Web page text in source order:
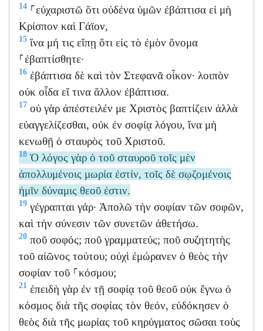
14 ⸀εὐχαριστῶ ὅτι οὐδένα ὑμῶν ἐβάπτισα εἰ μὴ
Κρίσπον καὶ Γάϊον,
15 ἵνα μή τις εἴπῃ ὅτι εἰς τὸ ἐμὸν ὄνομα
⸀ἐβαπτίσθητε·
16 ἐβάπτισα δὲ καὶ τὸν Στεφανᾶ οἶκον· λοιπὸν
οὐκ οἶδα εἴ τινα ἄλλον ἐβάπτισα.
17 οὐ γὰρ ἀπέστειλέν με Χριστὸς βαπτίζειν ἀλλὰ
εὐαγγελίζεσθαι, οὐκ ἐν σοφίᾳ λόγου, ἵνα μὴ
κενωθῇ ὁ σταυρὸς τοῦ Χριστοῦ.
18 Ὁ λόγος γὰρ ὁ τοῦ σταυροῦ τοῖς μὲν
ἀπολλυμένοις μωρία ἐστίν, τοῖς δὲ σῳζομένοις
ἡμῖν δύναμις θεοῦ ἐστιν.
19 γέγραπται γάρ· Ἀπολῶ τὴν σοφίαν τῶν σοφῶν,
καὶ τὴν σύνεσιν τῶν συνετῶν ἀθετήσω.
20 ποῦ σοφός; ποῦ γραμματεύς; ποῦ συζητητὴς
τοῦ αἰῶνος τούτου; οὐχὶ ἐμώρανεν ὁ θεὸς τὴν
σοφίαν τοῦ ⸀κόσμου;
21 ἐπειδὴ γὰρ ἐν τῇ σοφίᾳ τοῦ θεοῦ οὐκ ἔγνω ὁ
κόσμος διὰ τῆς σοφίας τὸν θεόν, εὐδόκησεν ὁ
θεὸς διὰ τῆς μωρίας τοῦ κηρύγματος σῶσαι τοὺς